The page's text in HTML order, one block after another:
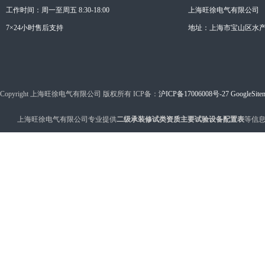
工作时间：周一至周五 8:30-18:00
7×24小时售后支持
上海旺徐电气有限公司
地址：上海市宝山区水
Copyright 上海旺徐电气有限公司 版权所有 ICP备： 沪ICP备17006008号-27
上海旺徐电气有限公司专业提供二级承装修试类资质主要试验设备配置表等信